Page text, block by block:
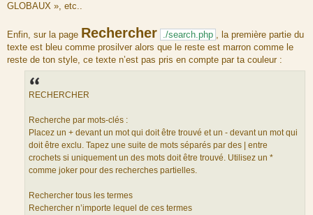
GLOBAUX », etc..
Enfin, sur la page Rechercher ./search.php , la première partie du
texte est bleu comme prosilver alors que le reste est marron comme le
reste de ton style, ce texte n’est pas pris en compte par ta couleur :
RECHERCHER
Recherche par mots-clés :
Placez un + devant un mot qui doit être trouvé et un - devant un mot qui
doit être exclu. Tapez une suite de mots séparés par des | entre
crochets si uniquement un des mots doit être trouvé. Utilisez un *
comme joker pour des recherches partielles.
Rechercher tous les termes
Rechercher n’importe lequel de ces termes